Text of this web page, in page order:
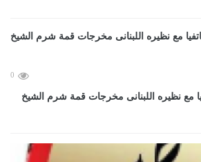
0
مع نظيره اللبنانى مخرجات قمة شرم الشيخ